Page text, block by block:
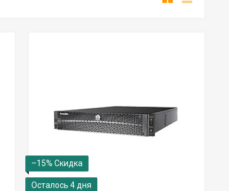
–15%
Осталось 4 дня